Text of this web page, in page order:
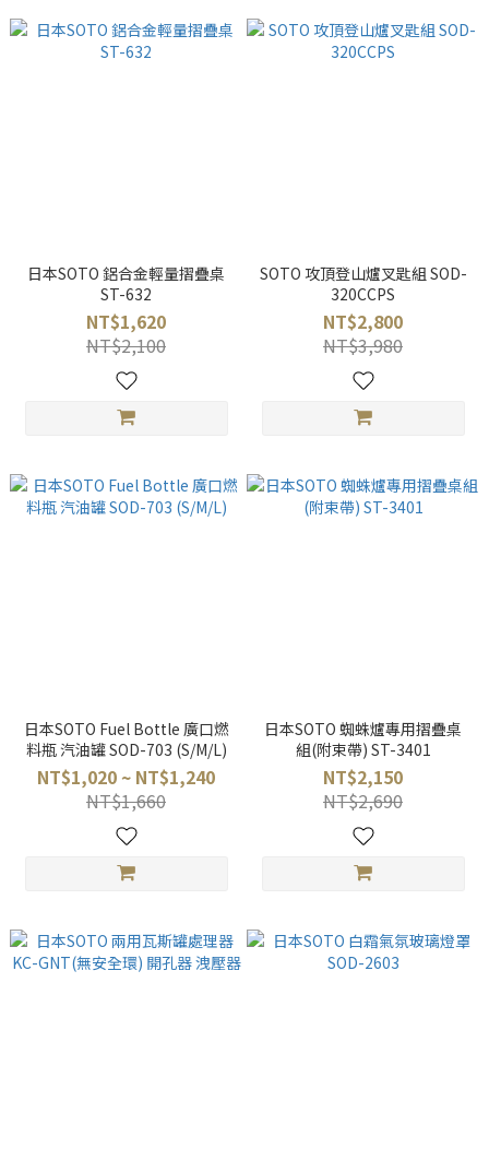
日本SOTO 鋁合金輕量摺疊桌
ST-632
NT$1,620
NT$2,100
SOTO 攻頂登山爐叉匙組 SOD-
320CCPS
NT$2,800
NT$3,980
日本SOTO Fuel Bottle 廣口燃
料瓶 汽油罐 SOD-703 (S/M/L)
NT$1,020 ~ NT$1,240
NT$1,660
日本SOTO 蜘蛛爐專用摺疊桌
組(附束帶) ST-3401
NT$2,150
NT$2,690